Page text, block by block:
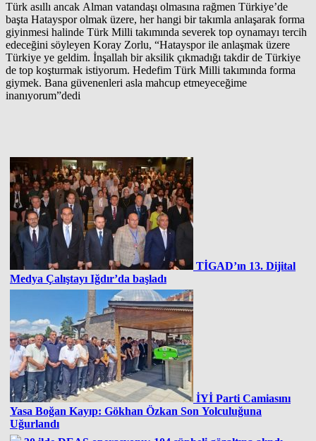
Türk asıllı ancak Alman vatandaşı olmasına rağmen Türkiye’de
başta Hatayspor olmak üzere, her hangi bir takımla anlaşarak forma
giyinmesi halinde Türk Milli takımında severek top oynamayı tercih
edeceğini söyleyen Koray Zorlu, “Hatayspor ile anlaşmak üzere
Türkiye ye geldim. İnşallah bir aksilik çıkmadığı takdir de Türkiye
de top koşturmak istiyorum. Hedefim Türk Milli takımında forma
giymek. Bana güvenenleri asla mahcup etmeyeceğime
inanıyorum”dedi
TİGAD’ın 13. Dijital
Medya Çalıştayı Iğdır’da başladı
İYİ Parti Camiasını
Yasa Boğan Kayıp: Gökhan Özkan Son Yolculuğuna
Uğurlandı